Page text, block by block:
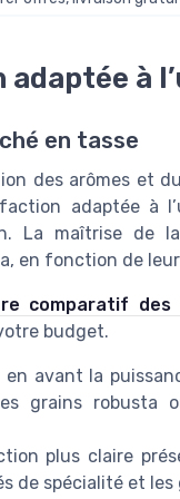
à
en tasse
des arômes et
adaptée à
maîtrise de la
en fonction de
comparatif des
budget.
avant la
grains robusta
plus claire
spécialité et les